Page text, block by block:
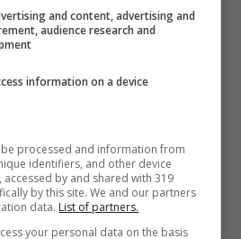
è disponibile anche
PNK/LT BRW (€140,00)
il suo carattere
Le nuance rosa cipria
creano un effetto soft e
per la mezza stagione.
and content, advertising and
audience research and
information on a device
processed and information from
identifiers, and other device
by and shared with 319
by this site. We and our partners
data. List of partners.
your personal data on the basis